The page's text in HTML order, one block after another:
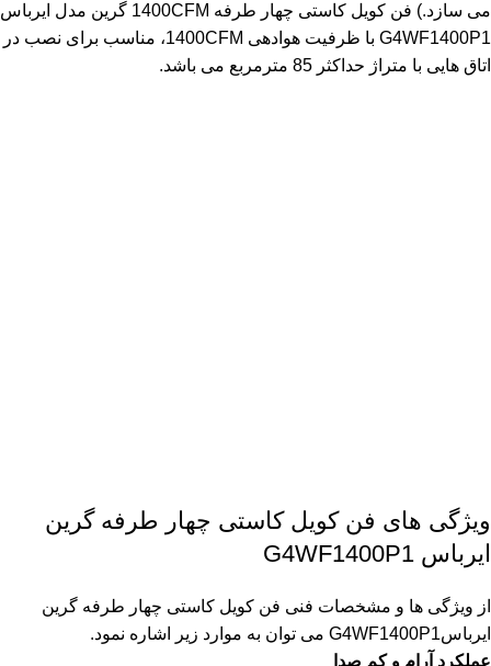
می سازد.) فن کویل کاستی چهار طرفه 1400CFM گرین مدل ایرباس
G4WF1400P1 با ظرفیت هوادهی 1400CFM، مناسب برای نصب در
اتاق هایی با متراژ حداکثر 85 مترمربع می باشد.
ویژگی های فن کویل کاستی چهار طرفه گرین
ایرباس G4WF1400P1
از ویژگی ها و مشخصات فنی فن کویل کاستی چهار طرفه گرین
ایرباسG4WF1400P1 می توان به موارد زیر اشاره نمود.
عملکرد آرام و کم صدا